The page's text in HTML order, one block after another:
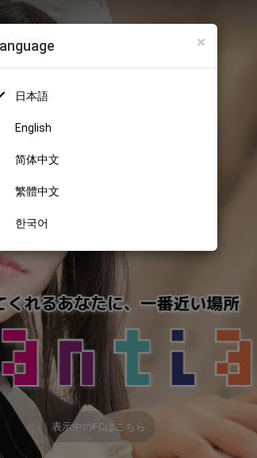
×
日本語
English
简体中文
繁體中文
한국어
表示中のFCはこちら